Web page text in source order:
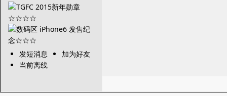
发短消息
加为好友
当前离线